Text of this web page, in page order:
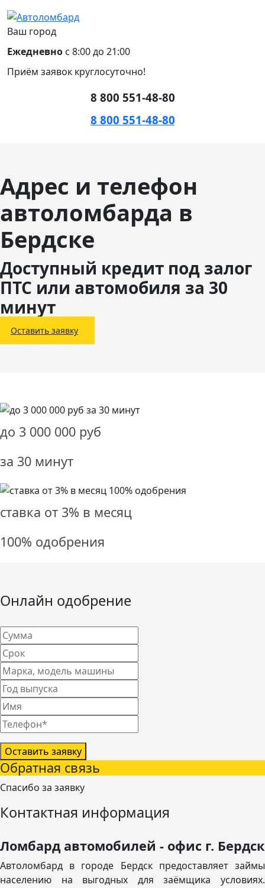
Ваш город
Ежедневно с 8:00 до 21:00
Приём заявок круглосуточно!
8 800 551-48-80
8 800 551-48-80
Адрес и телефон
автоломбарда в
Бердске
Доступный кредит под залог
ПТС или автомобиля за 30
минут
Оставить заявку
до 3 000 000 руб
за 30 минут
ставка от 3% в месяц
100% одобрения
Онлайн одобрение
Оставить заявку
Обратная связь
Спасибо за заявку
Контактная информация
Ломбард автомобилей - офис г. Бердск
Автоломбард в городе Бердск предоставляет займы
населению на выгодных для заёмщика условиях.